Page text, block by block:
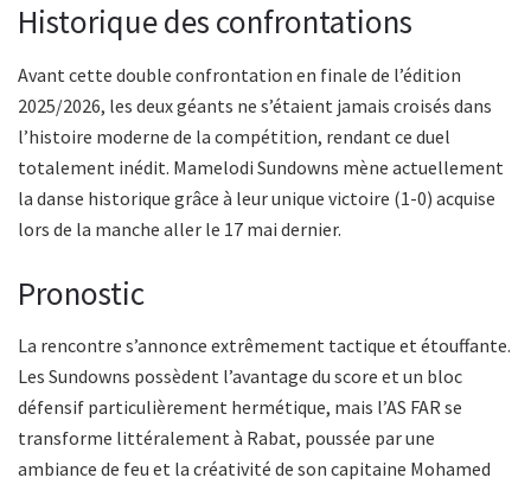
Historique des confrontations
Avant cette double confrontation en finale de l’édition
2025/2026, les deux géants ne s’étaient jamais croisés dans
l’histoire moderne de la compétition, rendant ce duel
totalement inédit. Mamelodi Sundowns mène actuellement
la danse historique grâce à leur unique victoire (1-0) acquise
lors de la manche aller le 17 mai dernier.
Pronostic
La rencontre s’annonce extrêmement tactique et étouffante.
Les Sundowns possèdent l’avantage du score et un bloc
défensif particulièrement hermétique, mais l’AS FAR se
transforme littéralement à Rabat, poussée par une
ambiance de feu et la créativité de son capitaine Mohamed